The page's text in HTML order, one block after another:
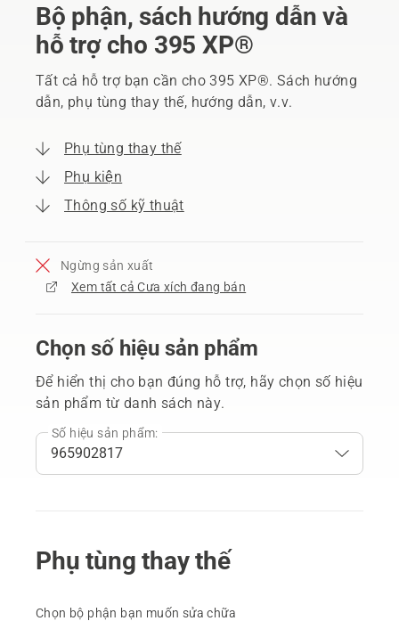
Bộ phận, sách hướng dẫn và
hỗ trợ cho 395 XP®
Tất cả hỗ trợ bạn cần cho 395 XP®. Sách hướng
dẫn, phụ tùng thay thế, hướng dẫn, v.v.
Phụ tùng thay thế
Phụ kiện
Thông số kỹ thuật
Ngừng sản xuất
Xem tất cả Cưa xích đang bán
Chọn số hiệu sản phẩm
Để hiển thị cho bạn đúng hỗ trợ, hãy chọn số hiệu
sản phẩm từ danh sách này.
Số hiệu sản phẩm:
Phụ tùng thay thế
Chọn bộ phận bạn muốn sửa chữa